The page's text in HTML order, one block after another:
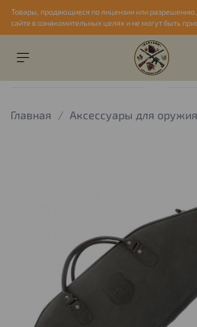
Товары, продающиеся по лицензии или
сайте в ознакомительных целях и не могут быть
Главная Аксессуары для оружия